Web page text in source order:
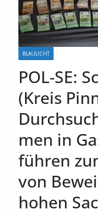
BLAULICHT
POL-SE:
(Kreis
men in
führen
von
hohen